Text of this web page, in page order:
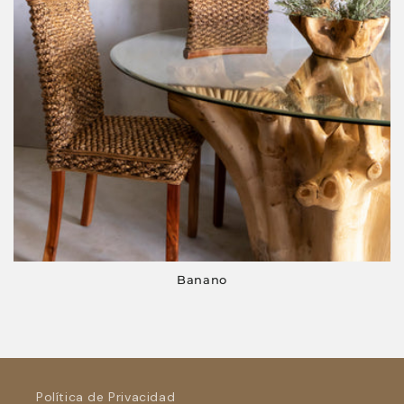
Banano
Política de Privacidad